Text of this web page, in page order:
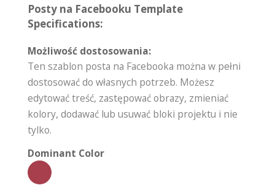
Posty na Facebooku Template
Specifications:
Możliwość dostosowania:
Ten szablon posta na Facebooka można w pełni
dostosować do własnych potrzeb. Możesz
edytować treść, zastępować obrazy, zmieniać
kolory, dodawać lub usuwać bloki projektu i nie
tylko.
Dominant Color